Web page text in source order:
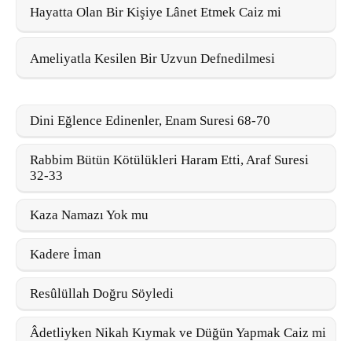
Hayatta Olan Bir Kişiye Lânet Etmek Caiz mi
Ameliyatla Kesilen Bir Uzvun Defnedilmesi
Dini Eğlence Edinenler, Enam Suresi 68-70
Rabbim Bütün Kötülükleri Haram Etti, Araf Suresi
32-33
Kaza Namazı Yok mu
Kadere İman
Resûlüllah Doğru Söyledi
Âdetliyken Nikah Kıymak ve Düğün Yapmak Caiz mi